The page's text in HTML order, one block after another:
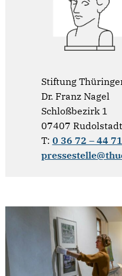
Stiftung
Dr. Franz Nagel
Schloßbezirk 1
07407 Rudolstadt
T: 0 36 72 – 44